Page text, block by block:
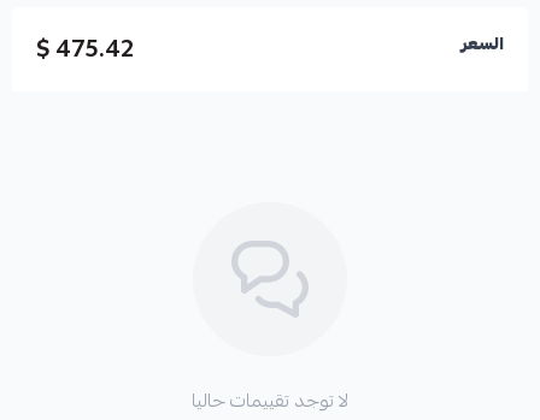
السعر 475.42 $
لا توجد تقييمات حاليا